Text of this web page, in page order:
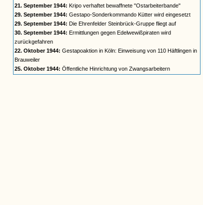
21. September 1944: Kripo verhaftet bewaffnete "Ostarbeiterbande"
29. September 1944: Gestapo-Sonderkommando Kütter wird eingesetzt
29. September 1944: Die Ehrenfelder Steinbrück-Gruppe fliegt auf
30. September 1944: Ermittlungen gegen Edelwewißpiraten wird
zurückgefahren
22. Oktober 1944: Gestapoaktion in Köln: Einweisung von 110 Häftlingen in
Brauweiler
25. Oktober 1944: Öffentliche Hinrichtung von Zwangsarbeitern